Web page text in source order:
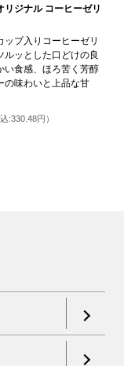
リジナル コーヒーゼリ
ップ入りコーヒーゼリ
ルッとした口どけの良
い食感、ほろ苦く芳醇
の味わいと上品な甘
:330.48円）